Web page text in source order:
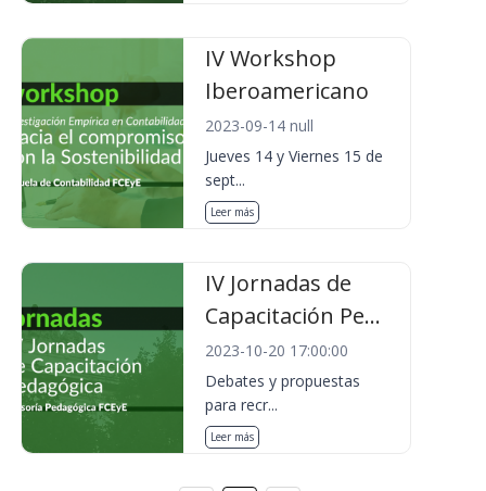
IV Workshop
Iberoamericano
2023-09-14 null
Jueves 14 y Viernes 15 de
sept...
Leer más
IV Jornadas de
Capacitación Pe...
2023-10-20 17:00:00
Debates y propuestas
para recr...
Leer más